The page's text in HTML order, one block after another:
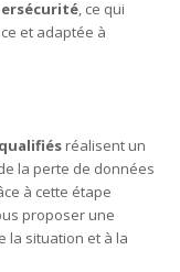
, ce qui
et adaptée à
réalisent un
la perte de données
à cette étape
proposer une
la situation et à la